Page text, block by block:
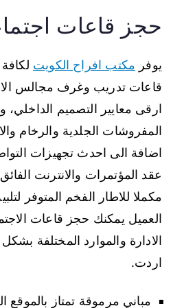
حجز قاعات
يوفر مكتب افراح الكويت
قاعات تدريب وغرف مجالس
ارقى معايير التصميم الداخلي،
المفروشات الجلدية والرخام
اضافة الى احدث تجهيزات
عقد المؤتمرات والانترنت
مكملا للاطار الفخم المتوفر
العميل يمكنك حجز قاعات
الادارة والموارد المختلفة
اردت.
مباني مرموقة تمتاز بالموقع